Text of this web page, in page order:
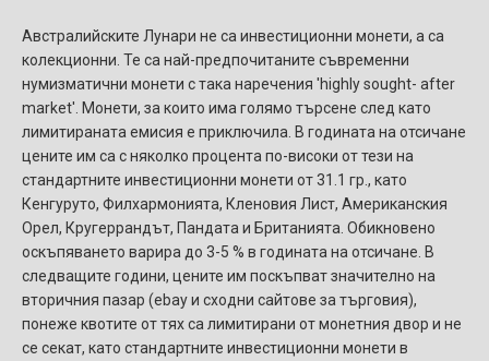
Австралийските Лунари не са инвестиционни монети, а са
колекционни. Те са най-предпочитаните съвременни
нумизматични монети с така наречения 'highly sought- after
market'. Монети, за които има голямо търсене след като
лимитираната емисия е приключила. В годината на отсичане
цените им са с няколко процента по-високи от тези на
стандартните инвестиционни монети от 31.1 гр., като
Кенгуруто, Филхармонията, Кленовия Лист, Американския
Орел, Кругеррандът, Пандата и Британията. Обикновено
оскъпяването варира до 3-5 % в годината на отсичане. В
следващите години, цените им поскъпват значително на
вторичния пазар (ebay и сходни сайтове за търговия),
понеже квотите от тях са лимитирани от монетния двор и не
се секат, като стандартните инвестиционни монети в